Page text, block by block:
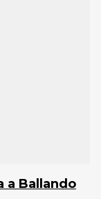
a Ballando